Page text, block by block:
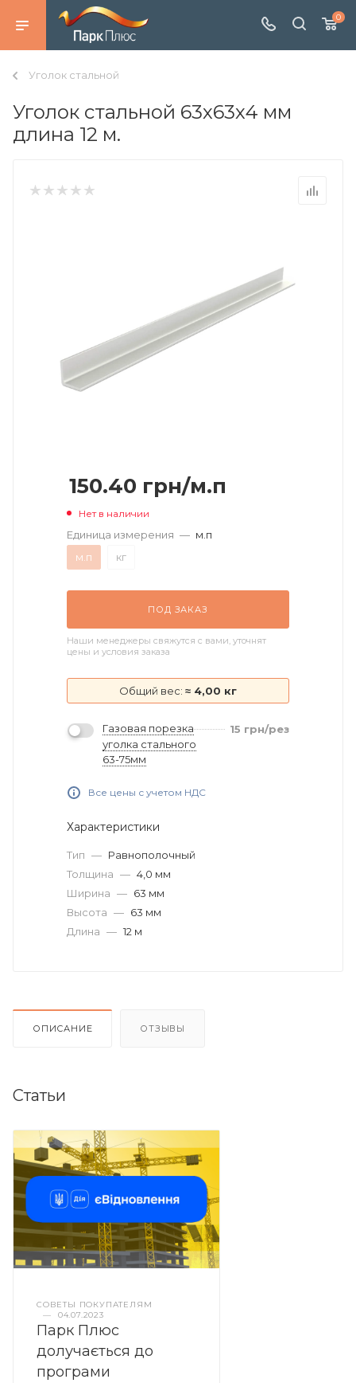
0
Уголок стальной
Уголок стальной 63х63х4 мм
длина 12 м.
150.40 грн/м.п
Нет в наличии
Единица измерения — м.п
м.п
кг
ПОД ЗАКАЗ
Наши менеджеры свяжутся с вами, уточнят
цены и условия заказа
Общий вес: ≈ 4,00 кг
Газовая порезка
уголка стального
63-75мм
15 грн/рез
Все цены с учетом НДС
Характеристики
Тип — Равнополочный
Толщина — 4,0 мм
Ширина — 63 мм
Высота — 63 мм
Длина — 12 м
ОПИСАНИЕ ОТЗЫВЫ
Статьи
СОВЕТЫ ПОКУПАТЕЛЯМ
—
04.07.2023
Парк Плюс
долучається до
програми